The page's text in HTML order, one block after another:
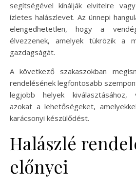
segítségével kínálják elvitelre
ízletes halászlevet. Az ünnepi
elengedhetetlen, hogy a
élvezzenek, amelyek tükrözik a
gazdagságát.
A következő szakaszokban
rendelésének legfontosabb
legjobb helyek kiválasztásához,
azokat a lehetőségeket,
karácsonyi készülődést.
Halászlé
előnyei